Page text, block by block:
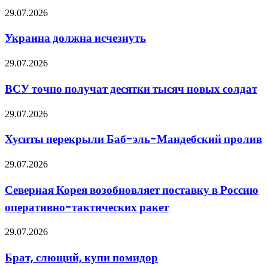
как
подходящее
оборудование
Украина
исчезнуть
29.07.2026
Украина должна исчезнуть
ВСУ
получат
десятки
новых
29.07.2026
ВСУ точно получат десятки тысяч новых солдат
Хуситы
Баб-
эль-
пролив
29.07.2026
Хуситы перекрыли Баб-эль-Мандебский пролив
Северная
возобновляет
поставку
в
оперативно-
29.07.2026
Северная Корея возобновляет поставку в Россию
оперативно-тактических ракет
Брат,
купи
помидор
29.07.2026
Брат, слющий, купи помидор